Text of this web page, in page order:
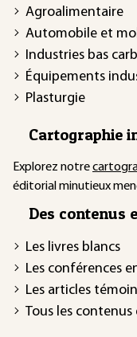
Agroalimentaire
Automobile et
Industries bas
Équipements
Plasturgie
Cartographie
Explorez notre
éditorial minutieux
Des contenus
Les livres blancs
Les conférences
Les articles
Tous les contenus